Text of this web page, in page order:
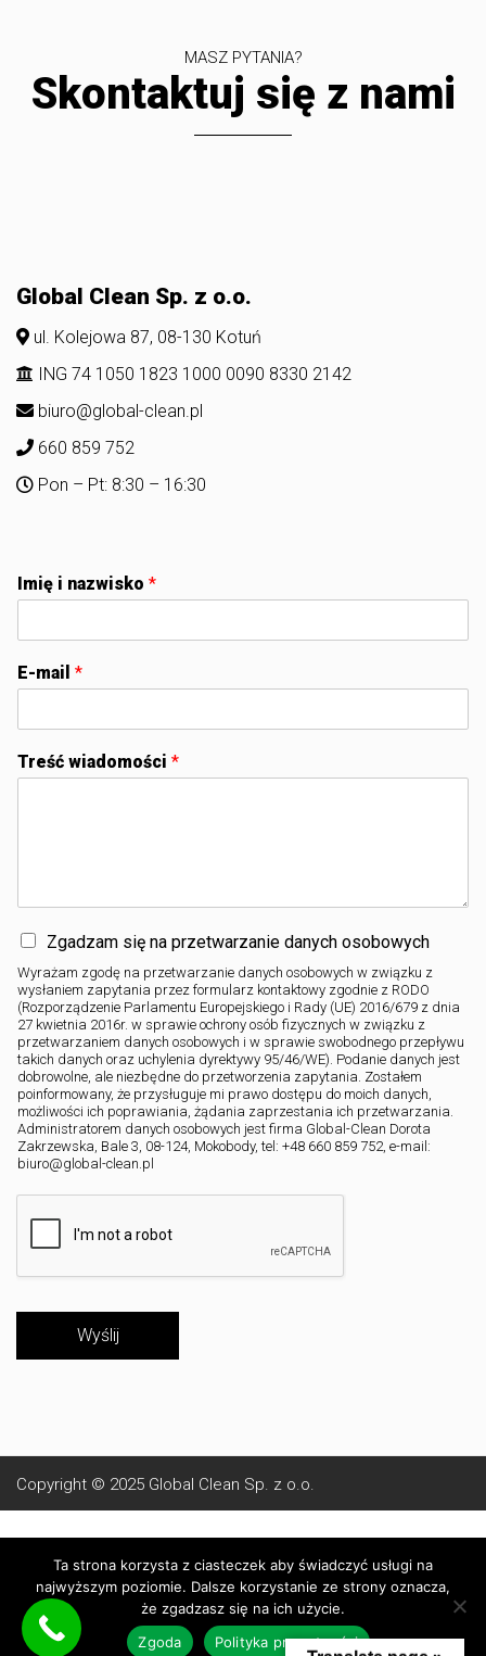
MASZ PYTANIA?
Skontaktuj się z nami
Global Clean Sp. z o.o.
ul. Kolejowa 87, 08-130 Kotuń
ING 74 1050 1823 1000 0090 8330 2142
biuro@global-clean.pl
660 859 752
Pon – Pt: 8:30 – 16:30
Imię i nazwisko *
E-mail *
Treść wiadomości *
Zgadzam się na przetwarzanie danych osobowych
Wyrażam zgodę na przetwarzanie danych osobowych w związku z
wysłaniem zapytania przez formularz kontaktowy zgodnie z RODO
(Rozporządzenie Parlamentu Europejskiego i Rady (UE) 2016/679 z dnia
27 kwietnia 2016r. w sprawie ochrony osób fizycznych w związku z
przetwarzaniem danych osobowych i w sprawie swobodnego przepływu
takich danych oraz uchylenia dyrektywy 95/46/WE). Podanie danych jest
dobrowolne, ale niezbędne do przetworzenia zapytania. Zostałem
poinformowany, że przysługuje mi prawo dostępu do moich danych,
możliwości ich poprawiania, żądania zaprzestania ich przetwarzania.
Administratorem danych osobowych jest firma Global-Clean Dorota
Zakrzewska, Bale 3, 08-124, Mokobody, tel: +48 660 859 752, e-mail:
biuro@global-clean.pl
Wyślij
Copyright © 2025 Global Clean Sp. z o.o.
Regulamin Strony
Ta strona korzysta z ciasteczek aby świadczyć usługi na
najwyższym poziomie. Dalsze korzystanie ze strony oznacza,
że zgadzasz się na ich użycie.
Zgoda
Polityka prywatności